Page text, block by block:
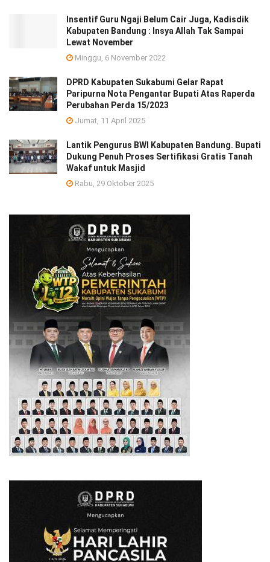
Insentif Guru Ngaji Belum Cair Juga, Kadisdik
Kabupaten Bandung : Insya Allah Tak Sampai
Lewat November
Minggu, 6 November 2022
DPRD Kabupaten Sukabumi Gelar Rapat
Paripurna Nota Pengantar Bupati Atas Raperda
Perubahan Perda 15/2023
Jumat, 11 April 2025
Lantik Pengurus BWI Kabupaten Bandung. Bupati
Dukung Penuh Proses Sertifikasi Gratis Tanah
Wakaf untuk Masjid
Rabu, 29 Oktober 2025